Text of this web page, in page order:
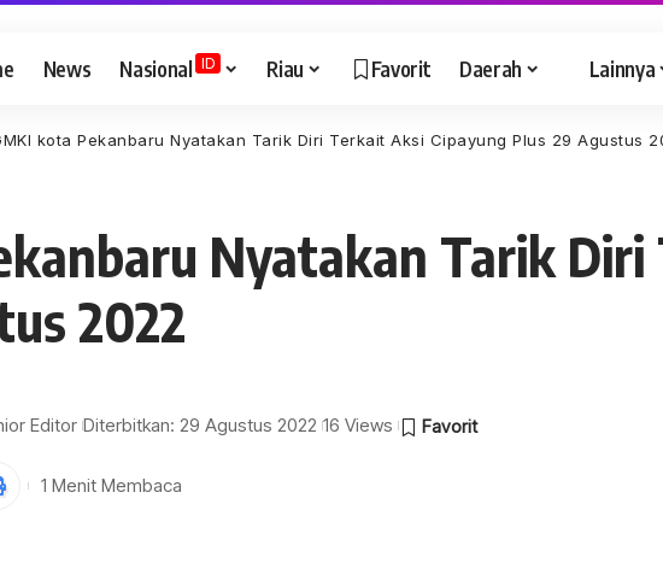
News Nasional ID Riau Favorit Daerah Lainnya
kota Pekanbaru Nyatakan Tarik Diri Terkait Aksi Cipayung Plus 29 Agustus
Nyatakan Tarik
2022
Editor Diterbitkan: 29 Agustus 2022 16 Views
1 Menit Membaca